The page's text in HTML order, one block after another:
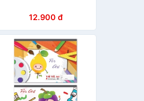
12.900 đ